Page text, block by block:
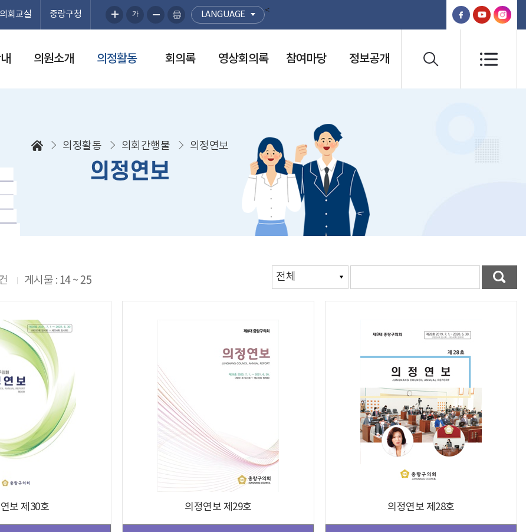
의회교실 중랑구청 가 <
LANGUAGE
의원소개 의정활동 회의록 영상회의록 참여마당 정보공개
의정활동 의회간행물 의정연보
의정연보
게시물 : 14 ~ 25
보 제30호 의정연보 제29호 의정연보 제28호